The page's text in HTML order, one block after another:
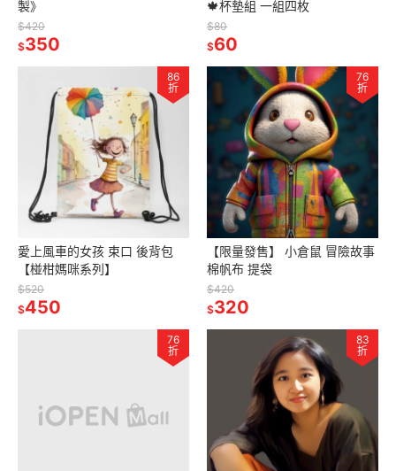
製》
$420
$350
🍁杯墊組 一組四枚
$80
$60
86
折
愛上風車的女孩 束口 後背包
【椪柑媽咪系列】
$520
$450
76
折
【限量發售】 小倉鼠 冒險故事
棉帆布 提袋
$420
$320
76
折
83
折